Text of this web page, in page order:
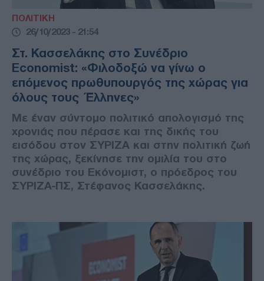
ΠΟΛΙΤΙΚΗ
26/10/2023 - 21:54
Στ. Κασσελάκης στο Συνέδριο
Economist: «Φιλοδοξώ να γίνω ο
επόμενος πρωθυπουργός της χώρας για
όλους τους Έλληνες»
Με έναν σύντομο πολιτικό απολογισμό της
χρονιάς που πέρασε και της δικής του
εισόδου στον ΣΥΡΙΖΑ και στην πολιτική ζωή
της χώρας, ξεκίνησε την ομιλία του στο
συνέδριο του Εκόνομιστ, ο πρόεδρος του
ΣΥΡΙΖΑ-ΠΣ, Στέφανος Κασσελάκης.